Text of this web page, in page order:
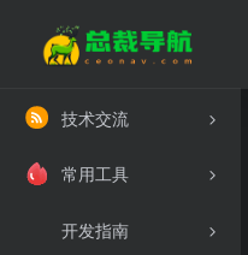
技术交流
常用工具
开发指南